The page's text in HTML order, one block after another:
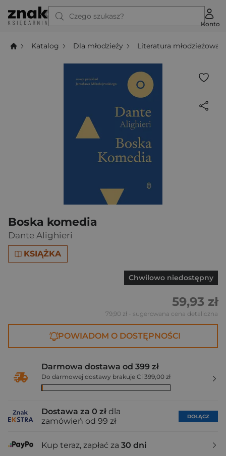
Czego szukasz?
Konto
Katalog Dla młodzieży Literatura młodzieżowa
Boska komedia
Dante Alighieri
KSIĄŻKA
Chwilowo niedostępny
59,93 zł
79,90 zł - sugerowana cena detaliczna
POWIADOM O DOSTĘPNOŚCI
Darmowa dostawa od 399 zł
Do darmowej dostawy brakuje Ci 399,00 zł
Dostawa za 0 zł dla
zamówień od 99 zł
DOŁĄCZ
Kup teraz, zapłać za 30 dni